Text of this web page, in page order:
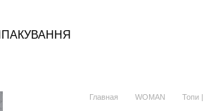
ПАКУВАННЯ
Главная WOMAN Топи